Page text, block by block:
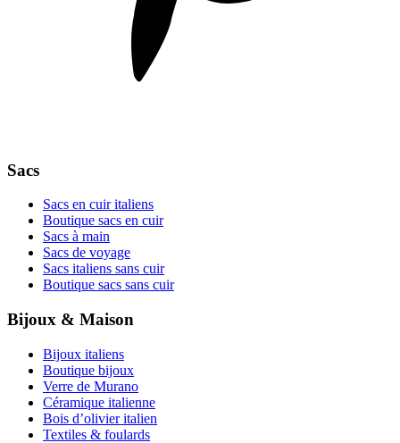
Sacs
Sacs en cuir italiens
Boutique sacs en cuir
Sacs à main
Sacs de voyage
Sacs italiens sans cuir
Boutique sacs sans cuir
Bijoux & Maison
Bijoux italiens
Boutique bijoux
Verre de Murano
Céramique italienne
Bois d’olivier italien
Textiles & foulards